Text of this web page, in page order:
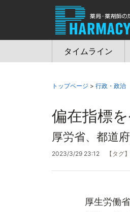
タイムライン
トップページ > 行政・政治
偏在指標
厚労省、都道
2023/3/29 23:12 【タグ】
厚生労働